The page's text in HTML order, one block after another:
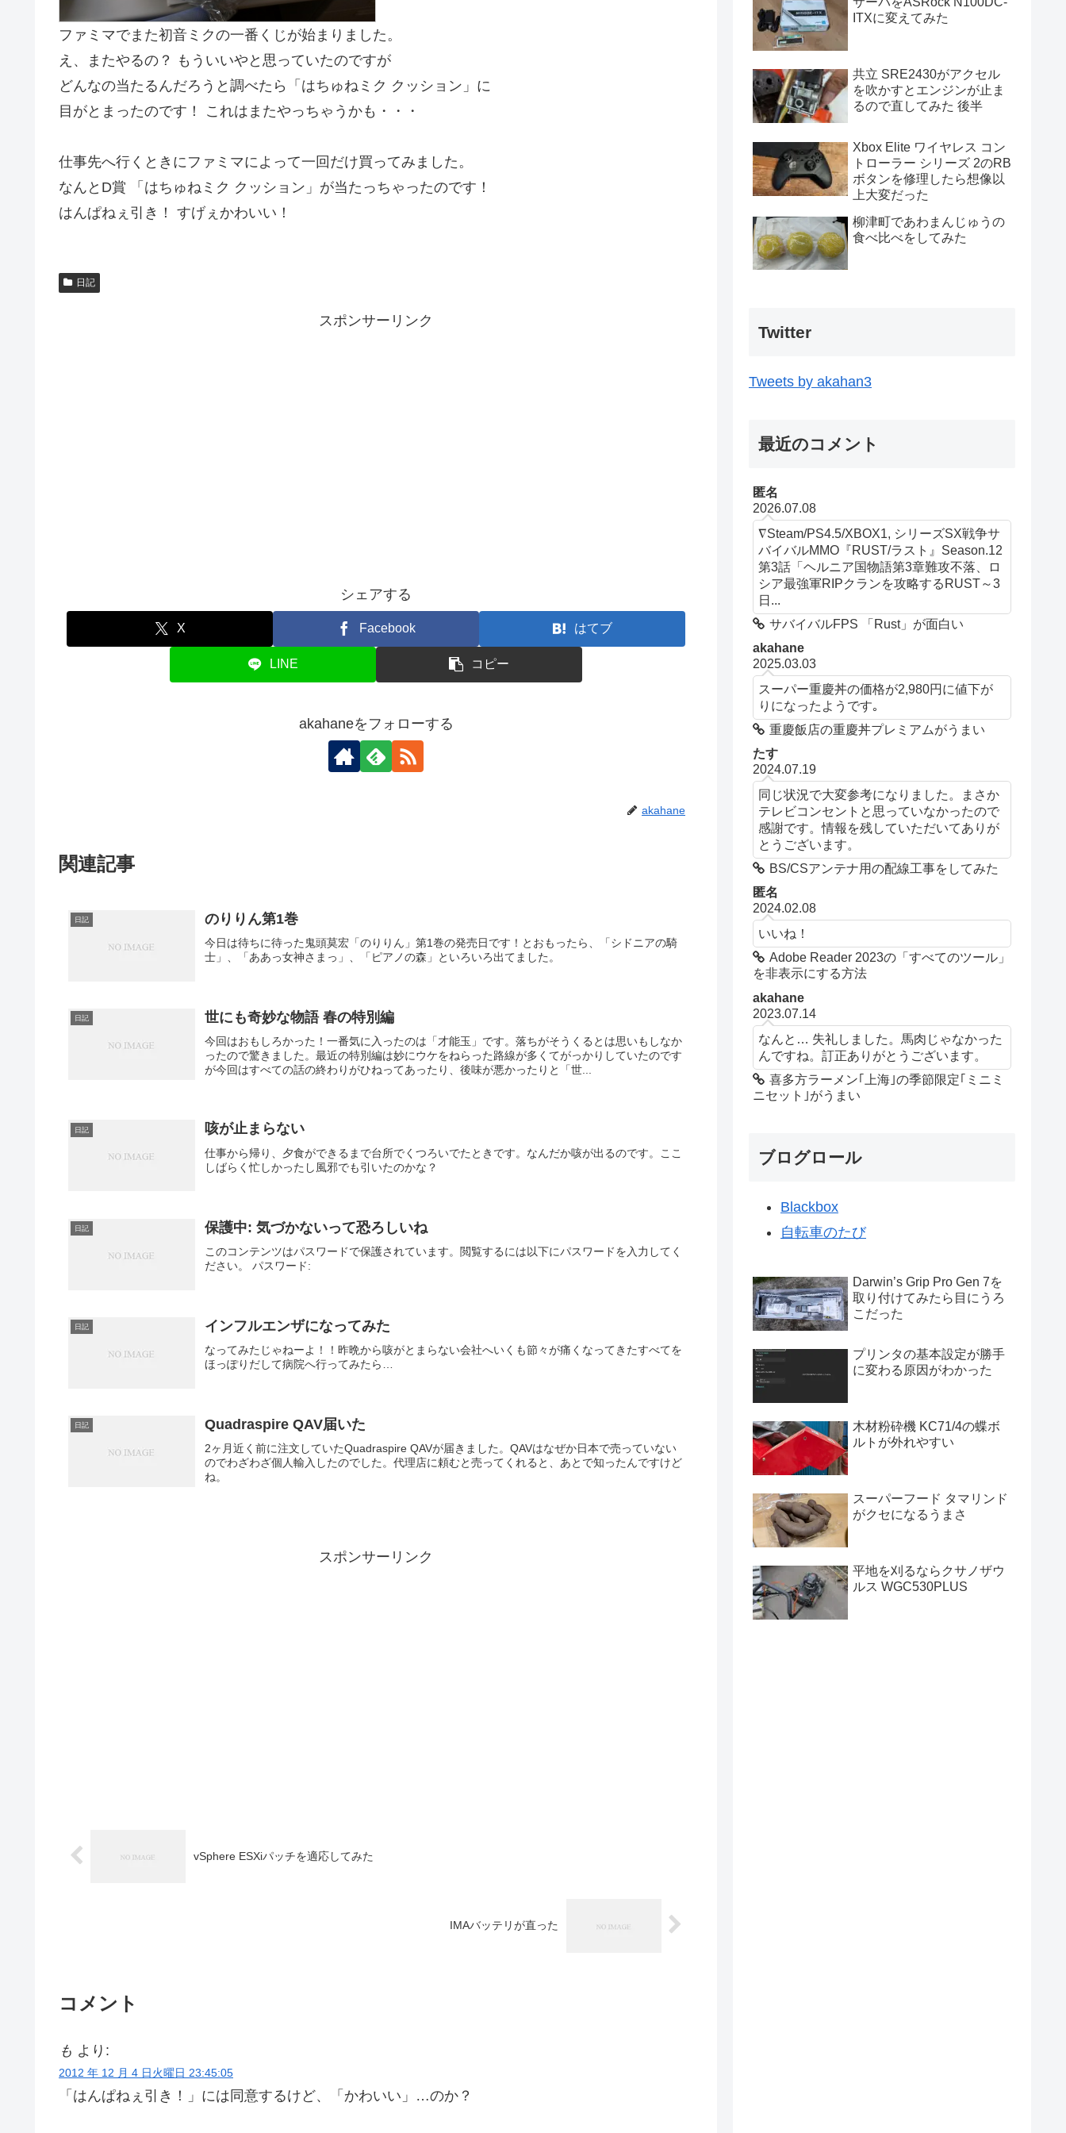
ファミマでまた初音ミクの一番くじが始まりました。
え、またやるの？ もういいやと思っていたのですが
どんなの当たるんだろうと調べたら「はちゅねミク クッション」に
目がとまったのです！ これはまたやっちゃうかも・・・
仕事先へ行くときにファミマによって一回だけ買ってみました。
なんとD賞 「はちゅねミク クッション」が当たっちゃったのです！
はんぱねぇ引き！ すげぇかわいい！
日記
スポンサーリンク
シェアする
X Facebook はてブ
LINE コピー
akahaneをフォローする
akahane
関連記事
日記 のりりん第1巻
今日は待ちに待った鬼頭莫宏「のりりん」第1巻の発売日です！とおもったら、「シドニアの騎
士」、「ああっ女神さまっ」、「ピアノの森」といろいろ出てました。
日記 世にも奇妙な物語 春の特別編
今回はおもしろかった！一番気に入ったのは「才能玉」です。落ちがそうくるとは思いもしなか
ったので驚きました。最近の特別編は妙にウケをねらった路線が多くてがっかりしていたのです
が今回はすべての話の終わりがひねってあったり、後味が悪かったりと「世...
日記 咳が止まらない
仕事から帰り、夕食ができるまで台所でくつろいでたときです。なんだか咳が出るのです。ここ
しばらく忙しかったし風邪でも引いたのかな？
日記 保護中: 気づかないって恐ろしいね
このコンテンツはパスワードで保護されています。閲覧するには以下にパスワードを入力してく
ださい。 パスワード:
日記 インフルエンザになってみた
なってみたじゃねーよ！！昨晩から咳がとまらない会社へいくも節々が痛くなってきたすべてを
ほっぽりだして病院へ行ってみたら…
日記 Quadraspire QAV届いた
2ヶ月近く前に注文していたQuadraspire QAVが届きました。QAVはなぜか日本で売っていない
のでわざわざ個人輸入したのでした。代理店に頼むと売ってくれると、あとで知ったんですけど
ね。
スポンサーリンク
vSphere ESXiパッチを適応してみた
IMAバッテリが直った
コメント
も より:
2012 年 12 月 4 日火曜日 23:45:05
「はんぱねぇ引き！」には同意するけど、「かわいい」…のか？
ITXに変えてみた
共立 SRE2430がアクセル
を吹かすとエンジンが止ま
るので直してみた 後半
Xbox Elite ワイヤレス コン
トローラー シリーズ 2のRB
ボタンを修理したら想像以
上大変だった
柳津町であわまんじゅうの
食べ比べをしてみた
Twitter
Tweets by akahan3
最近のコメント
匿名
2026.07.08
∇Steam/PS4.5/XBOX1, シリーズSX戦争サ
バイバルMMO『RUST/ラスト』Season.12
第3話「ヘルニア国物語第3章難攻不落、ロ
シア最強軍RIPクランを攻略するRUST～3
日...
サバイバルFPS 「Rust」が面白い
akahane
2025.03.03
スーパー重慶丼の価格が2,980円に値下が
りになったようです｡
重慶飯店の重慶丼プレミアムがうまい
たす
2024.07.19
同じ状況で大変参考になりました。まさか
テレビコンセントと思っていなかったので
感謝です。情報を残していただいてありが
とうございます。
BS/CSアンテナ用の配線工事をしてみた
匿名
2024.02.08
いいね！
Adobe Reader 2023の「すべてのツール」
を非表示にする方法
akahane
2023.07.14
なんと… 失礼しました。馬肉じゃなかった
んですね。訂正ありがとうございます。
喜多方ラーメン｢上海｣の季節限定｢ミニミ
ニセット｣がうまい
ブログロール
Blackbox
自転車のたび
Darwin’s Grip Pro Gen 7を
取り付けてみたら目にうろ
こだった
プリンタの基本設定が勝手
に変わる原因がわかった
木材粉砕機 KC71/4の蝶ボ
ルトが外れやすい
スーパーフード タマリンド
がクセになるうまさ
平地を刈るならクサノザウ
ルス WGC530PLUS